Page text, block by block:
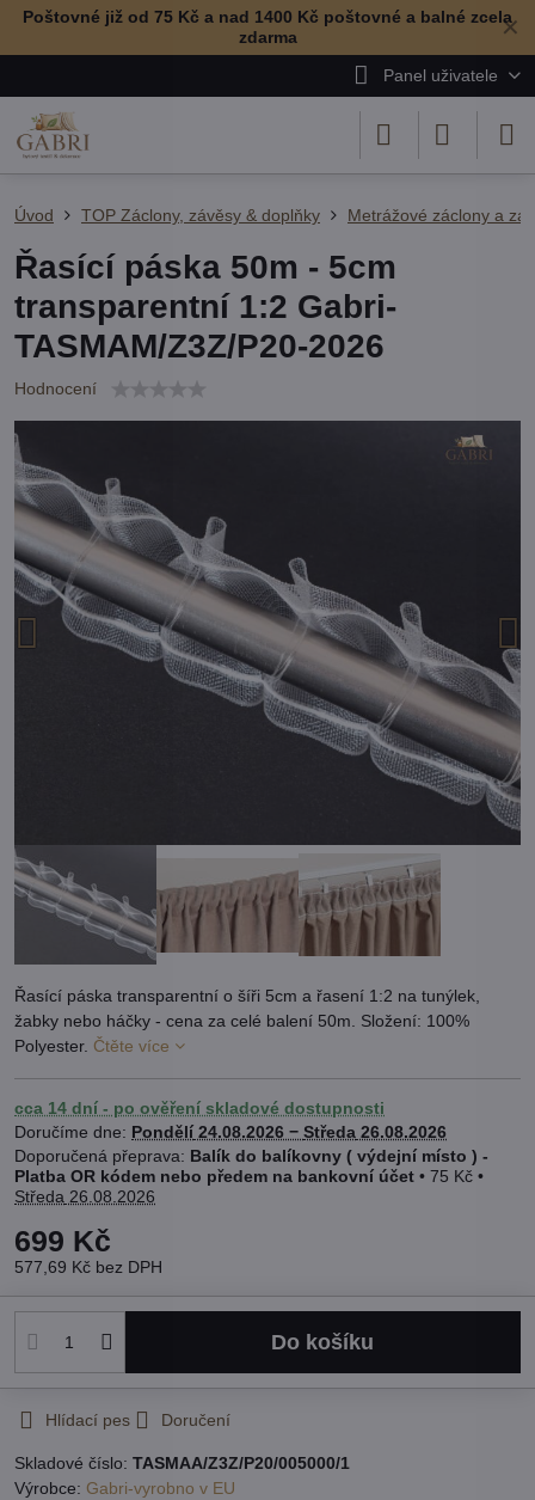
✕
Poštovné již od 75 Kč a nad 1400 Kč poštovné a balné zcela
zdarma
Panel uživatele
Úvod TOP Záclony, závěsy & doplňky Metrážové záclony a
Řasící páska 50m - 5cm
transparentní 1:2 Gabri-
TASMAM/Z3Z/P20-2026
Hodnocení
Řasící páska transparentní o šíři 5cm a řasení 1:2 na tunýlek,
žabky nebo háčky - cena za celé balení 50m. Složení: 100%
Polyester. Čtěte více
cca 14 dní - po ověření skladové dostupnosti
Doručíme dne: Pondělí 24.08.2026 − Středa 26.08.2026
Balík do balíkovny ( výdejní místo ) -
Platba OR kódem nebo předem na bankovní účet • 75 Kč •
Středa 26.08.2026
699 Kč
577,69 Kč bez DPH
Do košíku
Hlídací pes Doručení
Skladové číslo: TASMAA/Z3Z/P20/005000/1
Výrobce: Gabri-vyrobno v EU